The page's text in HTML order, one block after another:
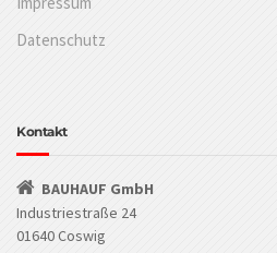
Datenschutz
Kontakt
BAUHAUF GmbH
Industriestraße 24
01640 Coswig